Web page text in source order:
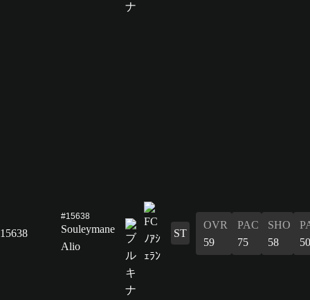
15638
#15638
Souleymane
Alio
ST
OVR
59
PAC
75
SHO
58
50